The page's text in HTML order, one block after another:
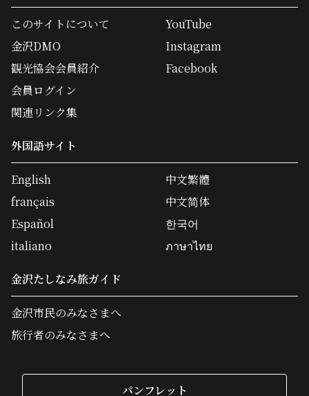
このサイトについて
金沢DMO
観光協会会員紹介
会員ログイン
関連リンク集
YouTube
Instagram
Facebook
外国語サイト
English
français
Español
italiano
中文繁體
中文简体
한국어
ภาษาไทย
金沢たしなみ旅ガイド
金沢市民のみなさまへ
旅行者のみなさまへ
パンフレット